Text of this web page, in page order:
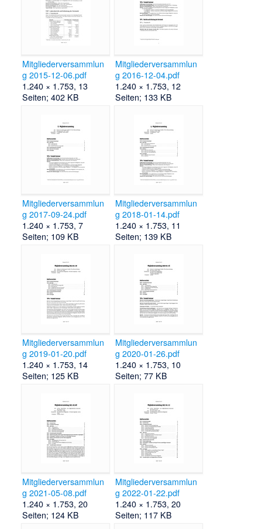
Mitgliederversammlun
g 2015-12-06.pdf
1.240 × 1.753, 13
Seiten; 402 KB
Mitgliederversammlun
g 2016-12-04.pdf
1.240 × 1.753, 12
Seiten; 133 KB
Mitgliederversammlun
g 2017-09-24.pdf
1.240 × 1.753, 7
Seiten; 109 KB
Mitgliederversammlun
g 2018-01-14.pdf
1.240 × 1.753, 11
Seiten; 139 KB
Mitgliederversammlun
g 2019-01-20.pdf
1.240 × 1.753, 14
Seiten; 125 KB
Mitgliederversammlun
g 2020-01-26.pdf
1.240 × 1.753, 10
Seiten; 77 KB
Mitgliederversammlun
g 2021-05-08.pdf
1.240 × 1.753, 20
Seiten; 124 KB
Mitgliederversammlun
g 2022-01-22.pdf
1.240 × 1.753, 20
Seiten; 117 KB